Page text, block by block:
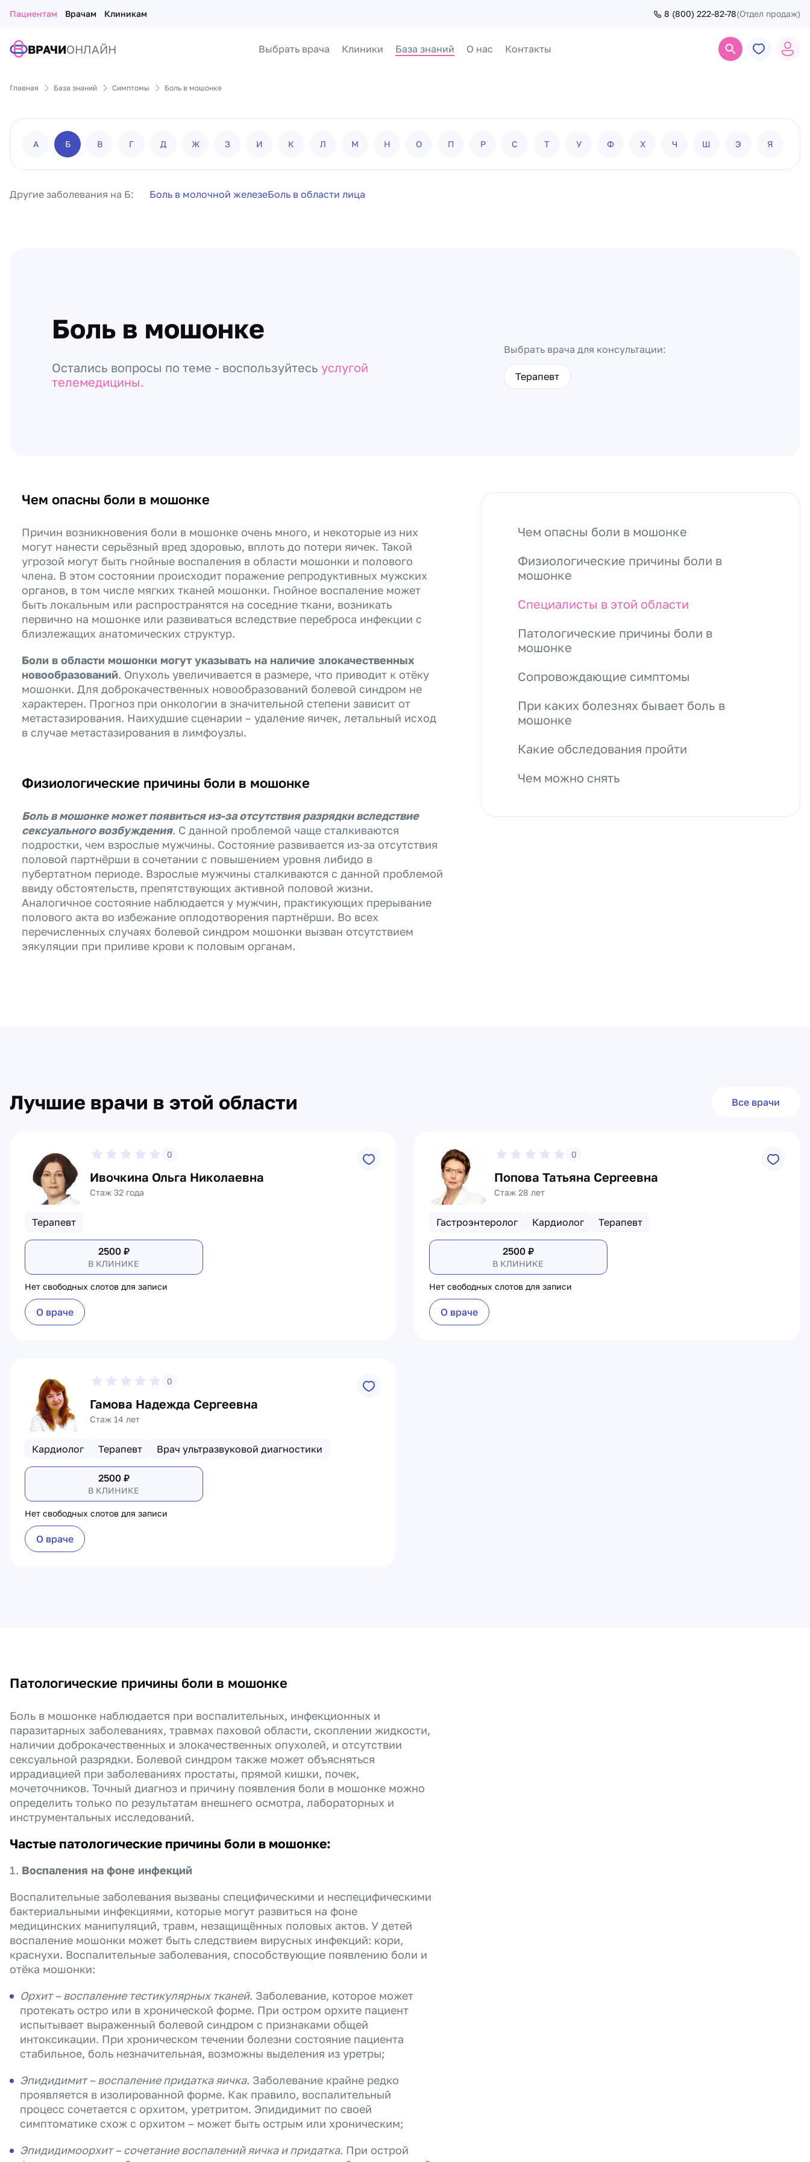
Пациентам Врачам Клиникам 8 (800) 222-82-78(Отдел продаж)
ВРАЧИОНЛАЙН Выбрать врача Клиники База знаний О нас Контакты
Главная База знаний Симптомы Боль в мошонке
А Б В Г Д Ж З И К Л М Н О П Р С Т У Ф Х Ч Ш Э Я
Другие заболевания на Б: Боль в молочной железеБоль в области лица
Боль в мошонке
Остались вопросы по теме - воспользуйтесь услугой
телемедицины.
Выбрать врача для консультации:
Терапевт
Чем опасны боли в мошонке
Причин возникновения боли в мошонке очень много, и некоторые из них
могут нанести серьёзный вред здоровью, вплоть до потери яичек. Такой
угрозой могут быть гнойные воспаления в области мошонки и полового
члена. В этом состоянии происходит поражение репродуктивных мужских
органов, в том числе мягких тканей мошонки. Гнойное воспаление может
быть локальным или распространятся на соседние ткани, возникать
первично на мошонке или развиваться вследствие переброса инфекции с
близлежащих анатомических структур.
Боли в области мошонки могут указывать на наличие злокачественных
новообразований. Опухоль увеличивается в размере, что приводит к отёку
мошонки. Для доброкачественных новообразований болевой синдром не
характерен. Прогноз при онкологии в значительной степени зависит от
метастазирования. Наихудшие сценарии – удаление яичек, летальный исход
в случае метастазирования в лимфоузлы.
Физиологические причины боли в мошонке
Боль в мошонке может появиться из-за отсутствия разрядки вследствие
сексуального возбуждения. С данной проблемой чаще сталкиваются
подростки, чем взрослые мужчины. Состояние развивается из-за отсутствия
половой партнёрши в сочетании с повышением уровня либидо в
пубертатном периоде. Взрослые мужчины сталкиваются с данной проблемой
ввиду обстоятельств, препятствующих активной половой жизни.
Аналогичное состояние наблюдается у мужчин, практикующих прерывание
полового акта во избежание оплодотворения партнёрши. Во всех
перечисленных случаях болевой синдром мошонки вызван отсутствием
эякуляции при приливе крови к половым органам.
Чем опасны боли в мошонке
Физиологические причины боли в
мошонке
Специалисты в этой области
Патологические причины боли в
мошонке
Сопровождающие симптомы
При каких болезнях бывает боль в
мошонке
Какие обследования пройти
Чем можно снять
Лучшие врачи в этой области Все врачи
0
Ивочкина Ольга Николаевна
Стаж 32 года
Терапевт
2500₽
В КЛИНИКЕ
Нет свободных слотов для записи
О враче
0
Попова Татьяна Сергеевна
Стаж 28 лет
Гастроэнтеролог Кардиолог Терапевт
2500₽
В КЛИНИКЕ
Нет свободных слотов для записи
О враче
0
Гамова Надежда Сергеевна
Стаж 14 лет
Кардиолог Терапевт Врач ультразвуковой диагностики
2500₽
В КЛИНИКЕ
Нет свободных слотов для записи
О враче
Патологические причины боли в мошонке
Боль в мошонке наблюдается при воспалительных, инфекционных и
паразитарных заболеваниях, травмах паховой области, скоплении жидкости,
наличии доброкачественных и злокачественных опухолей, и отсутствии
сексуальной разрядки. Болевой синдром также может объясняться
иррадиацией при заболеваниях простаты, прямой кишки, почек,
мочеточников. Точный диагноз и причину появления боли в мошонке можно
определить только по результатам внешнего осмотра, лабораторных и
инструментальных исследований.
Частые патологические причины боли в мошонке:
Воспаления на фоне инфекций
Воспалительные заболевания вызваны специфическими и неспецифическими
бактериальными инфекциями, которые могут развиться на фоне
медицинских манипуляций, травм, незащищённых половых актов. У детей
воспаление мошонки может быть следствием вирусных инфекций: кори,
краснухи. Воспалительные заболевания, способствующие появлению боли и
отёка мошонки:
Орхит – воспаление тестикулярных тканей. Заболевание, которое может
протекать остро или в хронической форме. При остром орхите пациент
испытывает выраженный болевой синдром с признаками общей
интоксикации. При хроническом течении болезни состояние пациента
стабильное, боль незначительная, возможны выделения из уретры;
Эпидидимит – воспаление придатка яичка. Заболевание крайне редко
проявляется в изолированной форме. Как правило, воспалительный
процесс сочетается с орхитом, уретритом. Эпидидимит по своей
симптоматике схож с орхитом – может быть острым или хроническим;
Эпидидимоорхит – сочетание воспалений яичка и придатка. При острой